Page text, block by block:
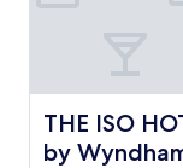
THE ISO
by
THE ISO